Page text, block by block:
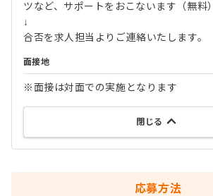
ツなど、サポートをおこないます（無料）
↓
合否を求人担当よりご連絡いたします。
面接地
※面接は対面での実施となります
閉じる
応募方法